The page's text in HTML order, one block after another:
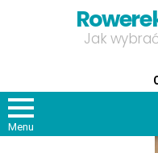
Jak
Menu